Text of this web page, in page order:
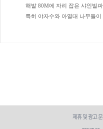
해발 80M에 자리 잡은 샤인빌
특히 야자수와 아열대 나무들
제휴 및 광고